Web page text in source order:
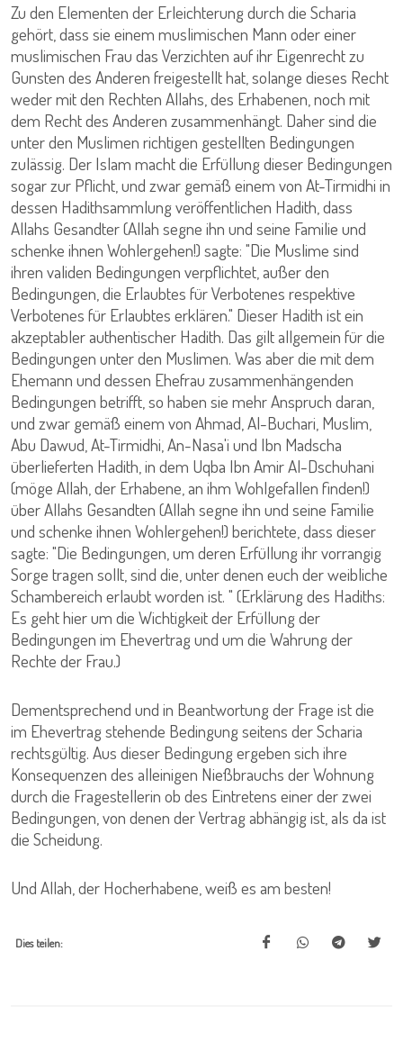
Zu den Elementen der Erleichterung durch die Scharia
gehört, dass sie einem muslimischen Mann oder einer
muslimischen Frau das Verzichten auf ihr Eigenrecht zu
Gunsten des Anderen freigestellt hat, solange dieses Recht
weder mit den Rechten Allahs, des Erhabenen, noch mit
dem Recht des Anderen zusammenhängt. Daher sind die
unter den Muslimen richtigen gestellten Bedingungen
zulässig. Der Islam macht die Erfüllung dieser Bedingungen
sogar zur Pflicht, und zwar gemäß einem von At-Tirmidhi in
dessen Hadithsammlung veröffentlichen Hadith, dass
Allahs Gesandter (Allah segne ihn und seine Familie und
schenke ihnen Wohlergehen!) sagte: "Die Muslime sind
ihren validen Bedingungen verpflichtet, außer den
Bedingungen, die Erlaubtes für Verbotenes respektive
Verbotenes für Erlaubtes erklären." Dieser Hadith ist ein
akzeptabler authentischer Hadith. Das gilt allgemein für die
Bedingungen unter den Muslimen. Was aber die mit dem
Ehemann und dessen Ehefrau zusammenhängenden
Bedingungen betrifft, so haben sie mehr Anspruch daran,
und zwar gemäß einem von Ahmad, Al-Buchari, Muslim,
Abu Dawud, At-Tirmidhi, An-Nasa'i und Ibn Madscha
überlieferten Hadith, in dem Uqba Ibn Amir Al-Dschuhani
(möge Allah, der Erhabene, an ihm Wohlgefallen finden!)
über Allahs Gesandten (Allah segne ihn und seine Familie
und schenke ihnen Wohlergehen!) berichtete, dass dieser
sagte: "Die Bedingungen, um deren Erfüllung ihr vorrangig
Sorge tragen sollt, sind die, unter denen euch der weibliche
Schambereich erlaubt worden ist. " (Erklärung des Hadiths:
Es geht hier um die Wichtigkeit der Erfüllung der
Bedingungen im Ehevertrag und um die Wahrung der
Rechte der Frau.)
Dementsprechend und in Beantwortung der Frage ist die
im Ehevertrag stehende Bedingung seitens der Scharia
rechtsgültig. Aus dieser Bedingung ergeben sich ihre
Konsequenzen des alleinigen Nießbrauchs der Wohnung
durch die Fragestellerin ob des Eintretens einer der zwei
Bedingungen, von denen der Vertrag abhängig ist, als da ist
die Scheidung.
Und Allah, der Hocherhabene, weiß es am besten!
Dies teilen: